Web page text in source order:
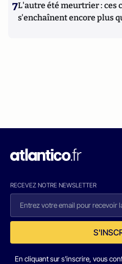
7L'autre été meurtrier : ces
s'enchaînent encore plus
RECEVEZ NOTRE NEWSLETTER
En cliquant sur s'inscrire, vous